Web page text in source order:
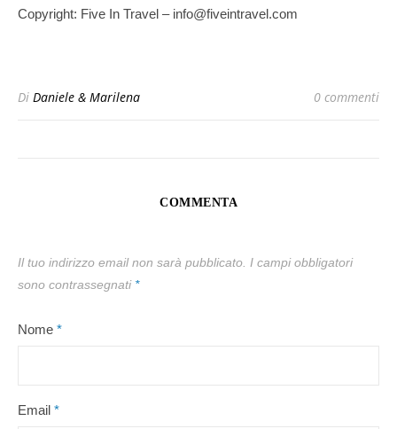
Copyright: Five In Travel – info@fiveintravel.com
Di Daniele & Marilena 0 commenti
COMMENTA
Il tuo indirizzo email non sarà pubblicato. I campi obbligatori
sono contrassegnati *
Nome *
Email *